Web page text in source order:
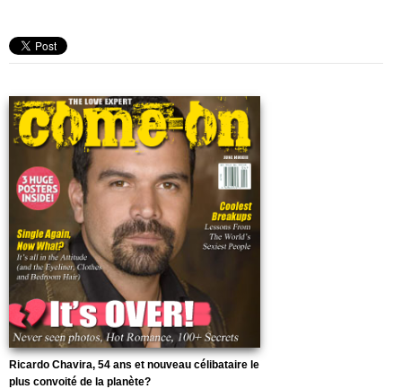
Ricardo Chavira, 54 ans et nouveau célibataire le
plus convoité de la planète?